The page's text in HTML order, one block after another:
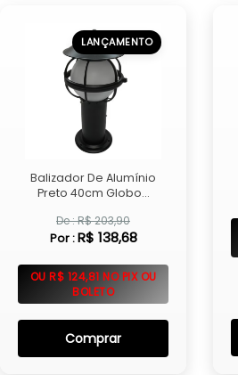
LANÇAMENTO
Balizador De Alumínio
Preto 40cm Globo...
De : R$ 203,90
Por :R$ 138,68
OU R$ 124,81 NO PIX OU
BOLETO
Comprar